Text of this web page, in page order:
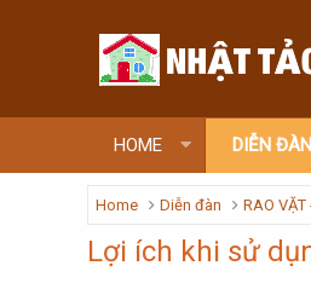
HOME DIỄN ĐÀN
Home Diễn đàn RAO
Lợi ích khi sử